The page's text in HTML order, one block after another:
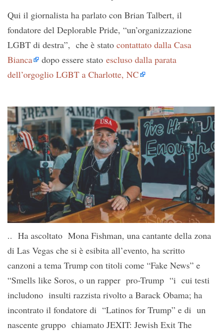
Qui il giornalista ha parlato con Brian Talbert, il
fondatore del Deplorable Pride, “un’organizzazione
LGBT di destra”, che è stato contattato dalla Casa
Bianca
dopo essere stato escluso dalla parata
dell’orgoglio LGBT a Charlotte, NC
.. Ha ascoltato Mona Fishman, una cantante della zona
di Las Vegas che si è esibita all’evento, ha scritto
canzoni a tema Trump con titoli come “Fake News” e
“Smells like Soros, o un rapper pro-Trump “i cui testi
includono insulti razzista rivolto a Barack Obama; ha
incontrato il fondatore di “Latinos for Trump” e di un
nascente gruppo chiamato JEXIT: Jewish Exit The